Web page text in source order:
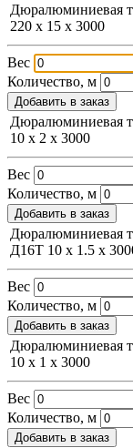
Дюралюминиевая
220 х 15 х 3000
Вес
Количество, м
Добавить в заказ
Дюралюминиевая
10 х 2 х 3000
Вес
Количество, м
Добавить в заказ
Дюралюминиевая
Д16Т 10 х 1.5 х
Вес
Количество, м
Добавить в заказ
Дюралюминиевая
10 х 1 х 3000
Вес
Количество, м
Добавить в заказ